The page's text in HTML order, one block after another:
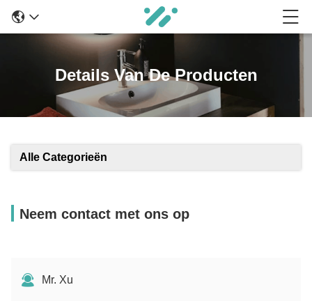
Details Van De Producten
Alle Categorieën
Neem contact met ons op
Mr. Xu